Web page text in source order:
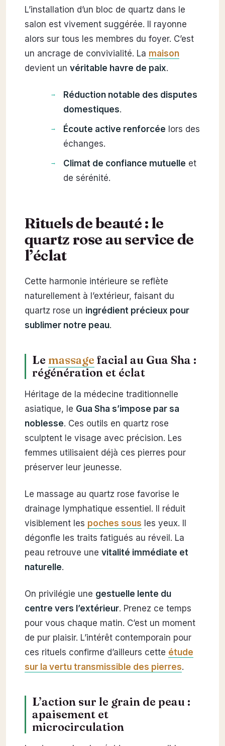
L’installation d’un bloc de quartz dans le
salon est vivement suggérée. Il rayonne
alors sur tous les membres du foyer. C’est
un ancrage de convivialité. La maison
devient un véritable havre de paix.
Réduction notable des disputes
domestiques.
Écoute active renforcée lors des
échanges.
Climat de confiance mutuelle et
de sérénité.
Rituels de beauté : le
quartz rose au service de
l’éclat
Cette harmonie intérieure se reflète
naturellement à l’extérieur, faisant du
quartz rose un ingrédient précieux pour
sublimer notre peau.
Le massage facial au Gua Sha :
régénération et éclat
Héritage de la médecine traditionnelle
asiatique, le Gua Sha s’impose par sa
noblesse. Ces outils en quartz rose
sculptent le visage avec précision. Les
femmes utilisaient déjà ces pierres pour
préserver leur jeunesse.
Le massage au quartz rose favorise le
drainage lymphatique essentiel. Il réduit
visiblement les poches sous les yeux. Il
dégonfle les traits fatigués au réveil. La
peau retrouve une vitalité immédiate et
naturelle.
On privilégie une gestuelle lente du
centre vers l’extérieur. Prenez ce temps
pour vous chaque matin. C’est un moment
de pur plaisir. L’intérêt contemporain pour
ces rituels confirme d’ailleurs cette étude
sur la vertu transmissible des pierres.
L’action sur le grain de peau :
apaisement et
microcirculation